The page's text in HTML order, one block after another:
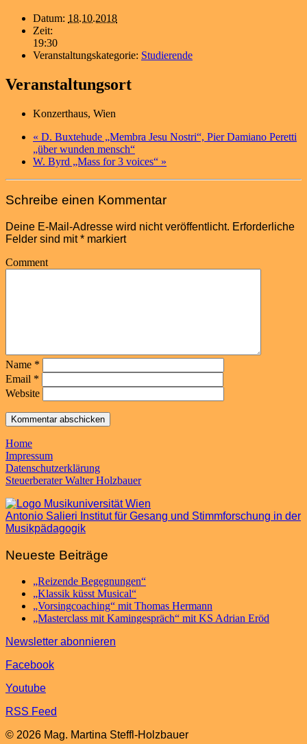
Datum: 18.10.2018
Zeit:
19:30
Veranstaltungskategorie: Studierende
Veranstaltungsort
Konzerthaus, Wien
« D. Buxtehude „Membra Jesu Nostri“, Pier Damiano Peretti
„über wunden mensch“
W. Byrd „Mass for 3 voices“ »
Schreibe einen Kommentar
Deine E-Mail-Adresse wird nicht veröffentlicht. Erforderliche
Felder sind mit* markiert
Comment
Name *
Email *
Website
Home
Impressum
Datenschutzerklärung
Steuerberater Walter Holzbauer
Antonio Salieri Institut für Gesang und Stimmforschung in der
Musikpädagogik
Neueste Beiträge
„Reizende Begegnungen“
„Klassik küsst Musical“
„Vorsingcoaching“ mit Thomas Hermann
„Masterclass mit Kamingespräch“ mit KS Adrian Eröd
Newsletter abonnieren
Facebook
Youtube
RSS Feed
© 2026 Mag. Martina Steffl-Holzbauer